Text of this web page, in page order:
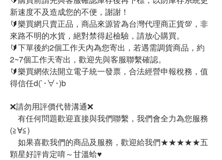
新速度不及造成您的不便，謝謝！
🔰樂買網只賣正品，商品來源皆為台灣代理商正貨💯，非
來路不明的水貨，絕對禁得起檢驗，請放心購買。
🔰下單後約2個工作天內為您寄出，若遇需調貨商品，約
2~7個工作天寄出，歡迎先與客服聯繫確認。
🔰樂買網依法開立電子統一發票，合法經營申報稅務，值
得信任d(`･∀･)b
❌請勿用評價代替溝通❌
有任何問題歡迎直接與我們聯繫，我們會全力為您服務
(≧∀≦)ゞ
如果喜歡我們的商品及服務，歡迎給我們★★★★★五
顆星好評肯定唷～甘溫蛤♥